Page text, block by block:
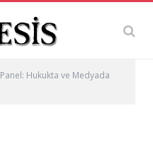
Panel: Hukukta ve Medyada